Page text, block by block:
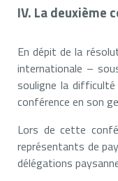
IV. La deuxième
En dépit de la
internationale –
souligne la difficulté
conférence en son
Lors de cette
représentants de
délégations